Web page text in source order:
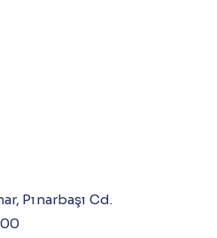
Pınarbaşı Cd.